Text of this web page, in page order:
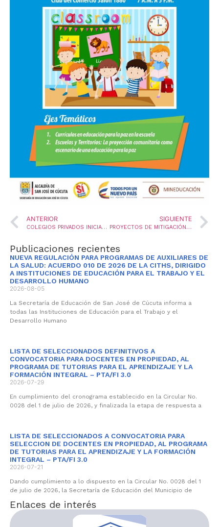
ANTERIOR
COLEGIOS PRIVADOS INICIAN SU AUTOEVALUACION 2017
SIGUIENTE
PROYECTOS DE MITIGACIÓN Y PREVENCIÓN DE CONSUMO DE SUSTANCIAS PSICOACTIVAS Y AL EMBARAZO
Publicaciones recientes
NUEVA REGULACIÓN PARA PROGRAMAS DE AUXILIARES DE
LA SALUD: ACUERDO 010 DE 2026 DE LA CITHS, DIRIGIDO
A INSTITUCIONES DE EDUCACIÓN PARA EL TRABAJO Y EL
DESARROLLO HUMANO
2026-08-05
La Secretaría de Educación de San José de Cúcuta informa a
todas las Instituciones de Educación para el Trabajo y el
Desarrollo Humano
LISTA DE SELECCIONADOS DEFINITIVOS A
CONVOCATORIA PARA DOCENTES EN PROPIEDAD, AL
PROGRAMA DE TUTORIAS PARA EL APRENDIZAJE Y LA
FORMACIÓN INTEGRAL – PTA/FI 3.0
2026-07-29
En cumplimiento del cronograma establecido en la Circular No.
0028 del 1 de julio de 2026, y finalizada la etapa de respuesta a
LISTA DE SELECCIONADOS A CONVOCATORIA PARA
SELECCION DE DOCENTES EN PROPIEDAD, AL PROGRAMA
DE TUTORIAS PARA EL APRENDIZAJE Y LA FORMACIÓN
INTEGRAL – PTA/FI 3.0
2026-07-21
Dando cumplimiento a lo dispuesto en la Circular No. 0028 del 1
de julio de 2026, la Secretaría de Educación del Municipio de
Enlaces de interés